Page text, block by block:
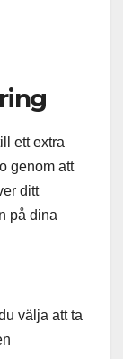
ett extra
genom att
ditt
på dina
välja att ta